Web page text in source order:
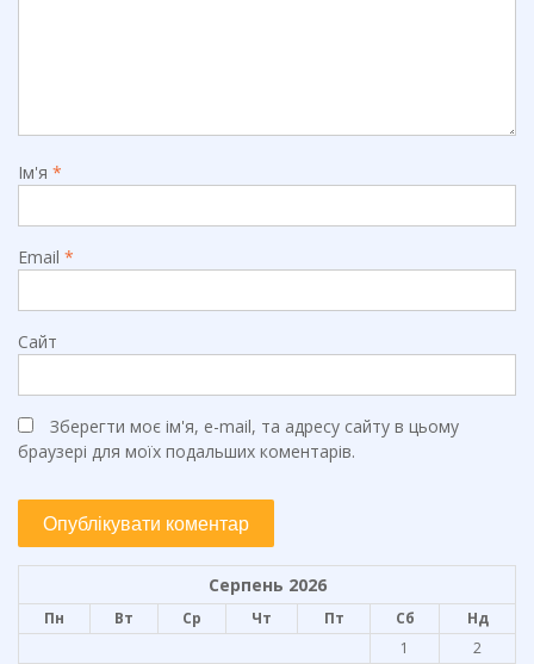
Ім'я *
Email *
Сайт
Зберегти моє ім'я, e-mail, та адресу сайту в цьому
браузері для моїх подальших коментарів.
Серпень 2026
Пн Вт Ср Чт Пт Сб
Нд
1
2